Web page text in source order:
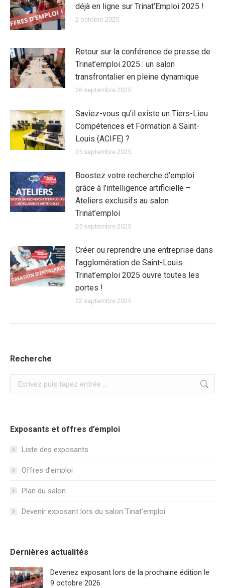
déjà en ligne sur Trinat’Emploi 2025 !
2 octobre 2025
Retour sur la conférence de presse de
Trinat’emploi 2025 : un salon
transfrontalier en pleine dynamique
26 septembre 2025
Saviez-vous qu’il existe un Tiers-Lieu
Compétences et Formation à Saint-
Louis (ACIFE) ?
25 septembre 2025
Boostez votre recherche d’emploi
grâce à l’intelligence artificielle –
Ateliers exclusifs au salon
Trinat’emploi
25 septembre 2025
Créer ou reprendre une entreprise dans
l’agglomération de Saint-Louis :
Trinat’emploi 2025 ouvre toutes les
portes !
22 septembre 2025
Recherche
Exposants et offres d’emploi
Liste des exposants
Offres d’emploi
Plan du salon
Devenir exposant lors du salon Tinat’emploi
Dernières actualités
Devenez exposant lors de la prochaine édition le
9 octobre 2026